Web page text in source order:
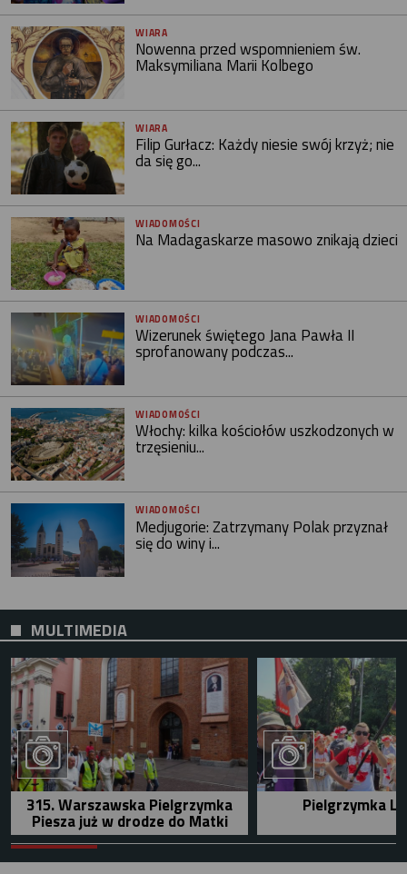
WIARA
Nowenna przed wspomnieniem św.
Maksymiliana Marii Kolbego
WIARA
Filip Gurłacz: Każdy niesie swój krzyż; nie
da się go...
WIADOMOŚCI
Na Madagaskarze masowo znikają dzieci
WIADOMOŚCI
Wizerunek świętego Jana Pawła II
sprofanowany podczas...
WIADOMOŚCI
Włochy: kilka kościołów uszkodzonych w
trzęsieniu...
WIADOMOŚCI
Medjugorie: Zatrzymany Polak przyznał
się do winy i...
MULTIMEDIA
315. Warszawska Pielgrzymka
Piesza już w drodze do Matki
Pielgrzymka